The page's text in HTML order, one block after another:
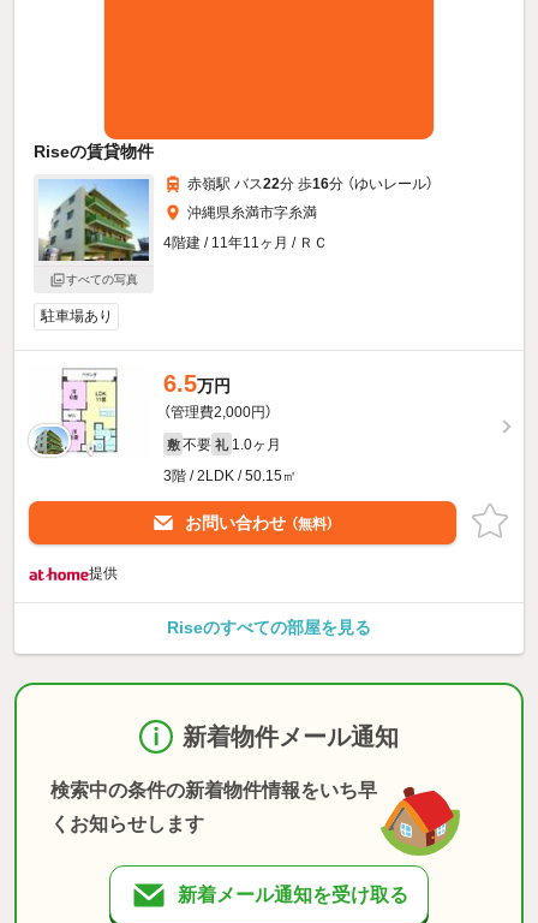
Riseの賃貸物件
すべての写真
赤嶺駅 バス22分 歩16分 （ゆいレール）
沖縄県糸満市字糸満
4階建 / 11年11ヶ月 / ＲＣ
駐車場あり
6.5万円
（管理費2,000円）
敷 不要 礼 1.0ヶ月
3階 / 2LDK / 50.15㎡
お問い合わせ （無料）
提供
Riseのすべての部屋を見る
新着物件メール通知
検索中の条件の新着物件情報をいち早
くお知らせします
新着メール通知を受け取る